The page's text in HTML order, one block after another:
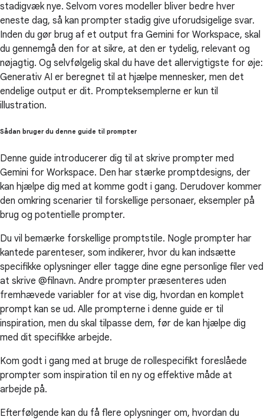
stadigvæk nye. Selvom vores modeller bliver bedre hver
eneste dag, så kan prompter stadig give uforudsigelige svar.
Inden du gør brug af et output fra Gemini for Workspace, skal
du gennemgå den for at sikre, at den er tydelig, relevant og
nøjagtig. Og selvfølgelig skal du have det allervigtigste for øje:
Generativ AI er beregnet til at hjælpe mennesker, men det
endelige output er dit. Prompteksemplerne er kun til
illustration.
Sådan bruger du denne guide til prompter
Denne guide introducerer dig til at skrive prompter med
Gemini for Workspace. Den har stærke promptdesigns, der
kan hjælpe dig med at komme godt i gang. Derudover kommer
den omkring scenarier til forskellige personaer, eksempler på
brug og potentielle prompter.
Du vil bemærke forskellige promptstile. Nogle prompter har
kantede parenteser, som indikerer, hvor du kan indsætte
specifikke oplysninger eller tagge dine egne personlige filer ved
at skrive @filnavn. Andre prompter præsenteres uden
fremhævede variabler for at vise dig, hvordan en komplet
prompt kan se ud. Alle prompterne i denne guide er til
inspiration, men du skal tilpasse dem, før de kan hjælpe dig
med dit specifikke arbejde.
Kom godt i gang med at bruge de rollespecifikt foreslåede
prompter som inspiration til en ny og effektive måde at
arbejde på.
Efterfølgende kan du få flere oplysninger om, hvordan du